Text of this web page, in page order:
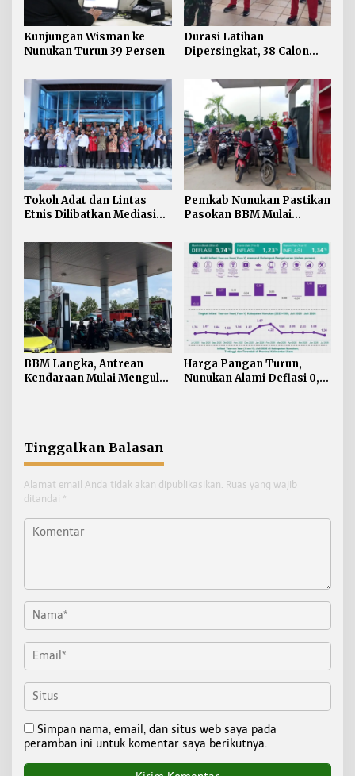
Kunjungan Wisman ke
Nunukan Turun 39 Persen
Durasi Latihan
Dipersingkat, 38 Calon
Digembleng Tampil
Maksimal
Tokoh Adat dan Lintas
Etnis Dilibatkan Mediasi
Nunukan
Pemkab Nunukan Pastikan
Pasokan BBM Mulai
Didistribusikan
BBM Langka, Antrean
Kendaraan Mulai Mengular
Harga Pangan Turun,
Nunukan Alami Deflasi 0,74
Tinggalkan Balasan
Alamat email Anda tidak akan dipublikasikan. Ruas yang wajib
ditandai *
Simpan nama, email, dan situs web saya pada
peramban ini untuk komentar saya berikutnya.